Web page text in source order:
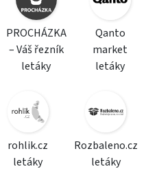
PROCHÁZKA
– Váš řezník
letáky
Qanto
market
letáky
rohlik.cz
letáky
Rozbaleno.cz
letáky